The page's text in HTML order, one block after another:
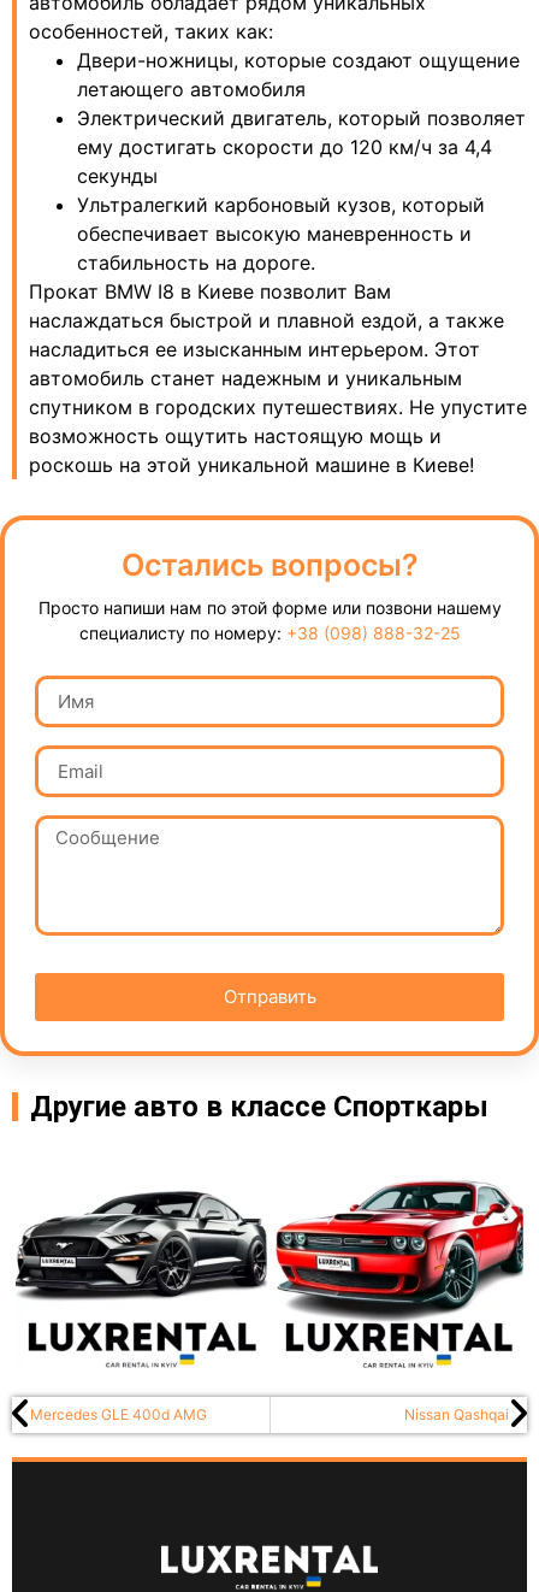
особенностей, таких как:
Двери-ножницы, которые создают ощущение
летающего автомобиля
Электрический двигатель, который позволяет
ему достигать скорости до 120 км/ч за 4,4
секунды
Ультралегкий карбоновый кузов, который
обеспечивает высокую маневренность и
стабильность на дороге.
Прокат BMW I8 в Киеве позволит Вам
наслаждаться быстрой и плавной ездой, а также
насладиться ее изысканным интерьером. Этот
автомобиль станет надежным и уникальным
спутником в городских путешествиях. Не упустите
возможность ощутить настоящую мощь и
роскошь на этой уникальной машине в Киеве!
Остались вопросы?
Просто напиши нам по этой форме или позвони нашему
специалисту по номеру: +38 (098) 888-32-25
Отправить
Другие авто в классе Спорткары
Mercedes GLE 400d AMG Nissan Qashqai